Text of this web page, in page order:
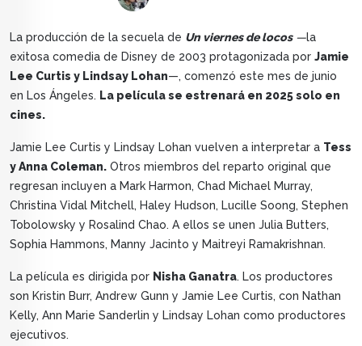
La producción de la secuela de Un viernes de locos—la
exitosa comedia de Disney de 2003 protagonizada por Jamie
Lee Curtis y Lindsay Lohan—, comenzó este mes de junio
en Los Ángeles. La película se estrenará en 2025 solo en
cines.
Jamie Lee Curtis y Lindsay Lohan vuelven a interpretar a Tess
y Anna Coleman. Otros miembros del reparto original que
regresan incluyen a Mark Harmon, Chad Michael Murray,
Christina Vidal Mitchell, Haley Hudson, Lucille Soong, Stephen
Tobolowsky y Rosalind Chao. A ellos se unen Julia Butters,
Sophia Hammons, Manny Jacinto y Maitreyi Ramakrishnan.
La película es dirigida por Nisha Ganatra. Los productores
son Kristin Burr, Andrew Gunn y Jamie Lee Curtis, con Nathan
Kelly, Ann Marie Sanderlin y Lindsay Lohan como productores
ejecutivos.